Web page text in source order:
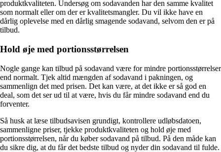
produktkvaliteten. Undersøg om sodavanden har den samme kvalitet
som normalt eller om der er kvalitetsmangler. Du vil ikke have en
dårlig oplevelse med en dårlig smagende sodavand, selvom den er på
tilbud.
Hold øje med portionsstørrelsen
Nogle gange kan tilbud på sodavand være for mindre portionsstørrelser
end normalt. Tjek altid mængden af sodavand i pakningen, og
sammenlign det med prisen. Det kan være, at det ikke er så god en
deal, som det ser ud til at være, hvis du får mindre sodavand end du
forventer.
Så husk at læse tilbudsavisen grundigt, kontrollere udløbsdatoen,
sammenligne priser, tjekke produktkvaliteten og hold øje med
portionsstørrelsen, når du køber sodavand på tilbud. På den måde kan
du sikre dig, at du får det bedste tilbud og nyder din sodavand til fulde.